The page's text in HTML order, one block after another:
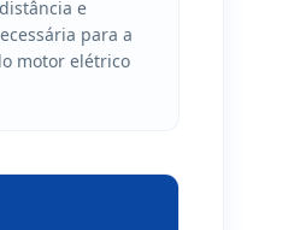
e
para a
motor elétrico